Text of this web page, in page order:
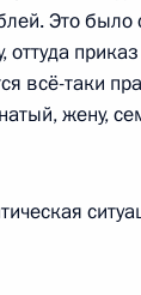
и
Это
всё-таки
жену,